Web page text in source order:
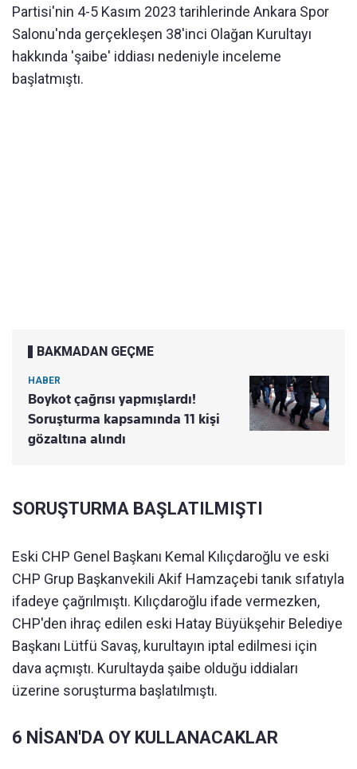
Partisi'nin 4-5 Kasım 2023 tarihlerinde Ankara Spor
Salonu'nda gerçekleşen 38'inci Olağan Kurultayı
hakkında 'şaibe' iddiası nedeniyle inceleme
başlatmıştı.
BAKMADAN GEÇME
HABER
Boykot çağrısı yapmışlardı!
Soruşturma kapsamında 11 kişi
gözaltına alındı
SORUŞTURMA BAŞLATILMIŞTI
Eski CHP Genel Başkanı Kemal Kılıçdaroğlu ve eski
CHP Grup Başkanvekili Akif Hamzaçebi tanık sıfatıyla
ifadeye çağrılmıştı. Kılıçdaroğlu ifade vermezken,
CHP'den ihraç edilen eski Hatay Büyükşehir Belediye
Başkanı Lütfü Savaş, kurultayın iptal edilmesi için
dava açmıştı. Kurultayda şaibe olduğu iddiaları
üzerine soruşturma başlatılmıştı.
6 NİSAN'DA OY KULLANACAKLAR